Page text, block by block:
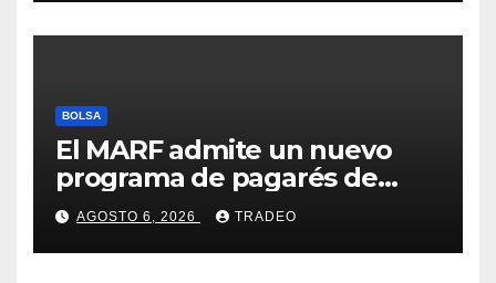
BOLSA
El MARF admite un nuevo
programa de pagarés de
Seresco por 20 millones de
euros
AGOSTO 6, 2026 TRADEO